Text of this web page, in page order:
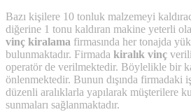
Bazı kişilere 10 tonluk malzemeyi
diğerine 1 tonu kaldıran makine yeterli
vinç kiralama firmasında her tonajda
bulunmaktadır. Firmada kiralık vinç
operatör de verilmektedir. Böylelikle bir
önlenmektedir. Bunun dışında firmadaki
düzenli aralıklarla yapılarak müşterilere
sunmaları sağlanmaktadır.